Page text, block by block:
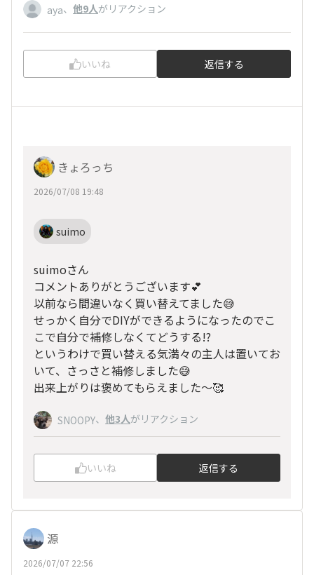
aya、 他9人がリアクション
いいね 返信する
きょろっち
2026/07/08 19:48
suimo
suimoさん
コメントありがとうございます💕
以前なら間違いなく買い替えてました😅
せっかく自分でDIYができるようになったのでこ
こで自分で補修しなくてどうする!?
というわけで買い替える気満々の主人は置いてお
いて、さっさと補修しました😅
出来上がりは褒めてもらえました〜🥰
SNOOPY、 他3人がリアクション
いいね 返信する
源
2026/07/07 22:56